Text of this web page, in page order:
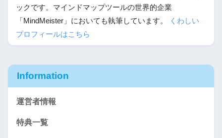
ックです。マインドマップツールの世界的企業
「MindMeister」においても執筆しています。
くわしい
プロフィールはこちら
Information
運営者情報
特典一覧